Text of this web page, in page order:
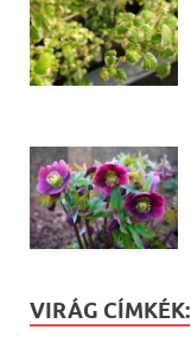
VIRÁG CÍMKÉK: